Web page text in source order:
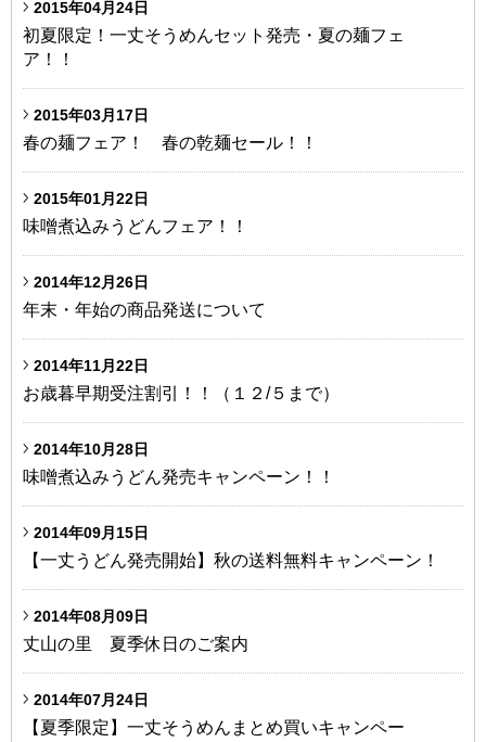
2015年04月24日
初夏限定！一丈そうめんセット発売・夏の麺フェ
ア！！
2015年03月17日
春の麺フェア！ 春の乾麺セール！！
2015年01月22日
味噌煮込みうどんフェア！！
2014年12月26日
年末・年始の商品発送について
2014年11月22日
お歳暮早期受注割引！！（１２/５まで）
2014年10月28日
味噌煮込みうどん発売キャンペーン！！
2014年09月15日
【一丈うどん発売開始】秋の送料無料キャンペーン！
2014年08月09日
丈山の里 夏季休日のご案内
2014年07月24日
【夏季限定】一丈そうめんまとめ買いキャンペー